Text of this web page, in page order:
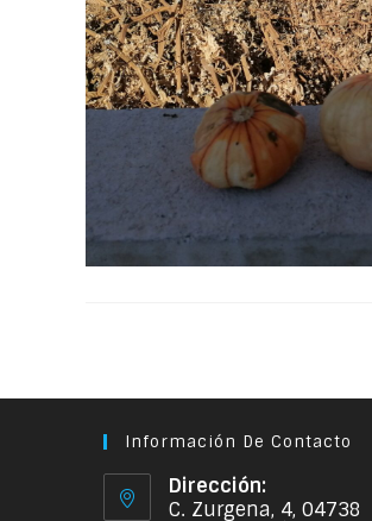
Información De Contacto
Dirección:
C. Zurgena, 4, 04738